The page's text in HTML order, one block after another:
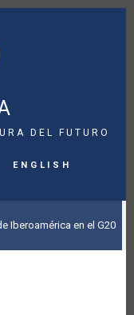
DEL FUTURO
English
Iberoamérica en el G20